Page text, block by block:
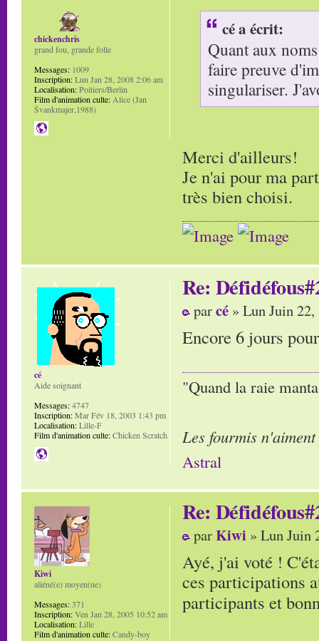
cé a écrit:
Quant aux
faire preuve
singulariser.
Merci d'ailleurs!
Je n'ai pour ma
très bien choisi.
chickenchris
grand fou, grande folle
Messages: 1009
Inscription:Lun Jan 28, 2008 2:06 am
Localisation:Poitiers/Berlin
Film d'animation culte:Alice (Jan
Švankmajer,1988)
Re:
parcé » Lun Juin
Encore 6 jours
"Quand la raie
Les fourmis
Astral
cé
Aide soignant
Messages:4747
Inscription:Mar Fév 18, 2003 1:43 pm
Localisation:Lille-F
Film d'animation culte:Chicken Scratch
Re:
parKiwi » Lun Juin
Ayé, j'ai voté !
ces participations
participants et
Kiwi
aliéné(e) moyen(ne)
Messages:371
Inscription:Ven Jan 28, 2005 10:52 am
Localisation:Lille
Film d'animation culte:Candy-boy